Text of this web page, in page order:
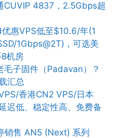
CUVIP 4837，2.5Gbps超
惠VPS低至$10.6/年(1
1Gbps@2T)，可选美
机房
毛子固件（Padavan）？
汇总
香港CN2 VPS/日本
迟低、稳定性高、免费备
销售 AN5 (Next) 系列